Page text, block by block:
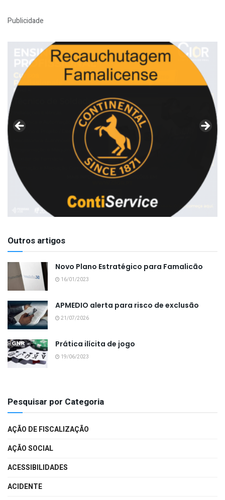
Publicidade
Outros artigos
Novo Plano Estratégico para Famalicão
16/01/2023
APMEDIO alerta para risco de exclusão
21/07/2026
Prática ilícita de jogo
19/06/2023
Pesquisar por Categoria
AÇÃO DE FISCALIZAÇÃO
AÇÃO SOCIAL
ACESSIBILIDADES
ACIDENTE